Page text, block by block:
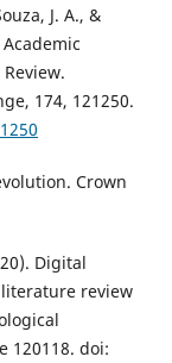
J. A., &
174, 121250.
Crown
Digital
review
120118. doi: